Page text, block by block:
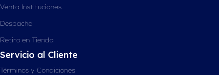
Venta Instituciones
Despacho
Retiro en Tienda
Servicio al Cliente
Términos y Condiciones